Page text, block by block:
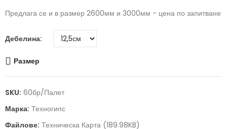
Предлага се и в размер 2600мм и 3000мм - цена по запитване
Дебелина
Размер
SKU: 60бр/палет
Марка: Техногипс
Файлове: Техническа Карта (189.98KB)